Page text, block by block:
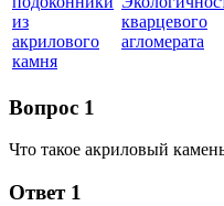
из
акрилового
камня
кварцевого
агломерата
Вопрос 1
Что такое акриловый
Ответ 1